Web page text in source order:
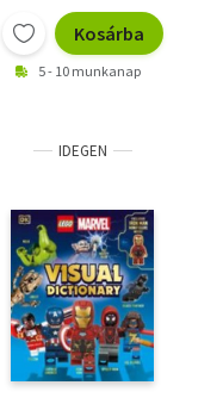
Kosárba
5 - 10 munkanap
IDEGEN